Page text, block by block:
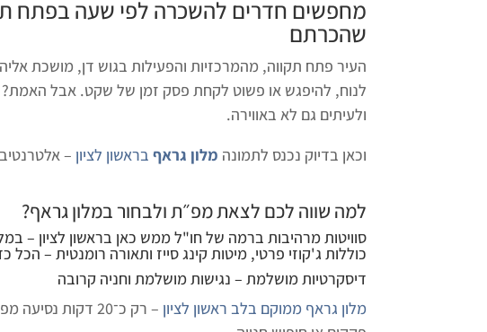
מחפשים חדרים להשכרה לפי שעה בפתח
שהכרתם
העיר פתח תקווה, מהמרכזיות והפעילות בגוש דן, מושכת
לנוח, להיפגש או פשוט לקחת פסק זמן של שקט. אבל האמת?
ולעיתים גם לא באווירה.
וכאן בדיוק נכנס לתמונה מלון גראף בראשון לציון –
למה שווה לכם לצאת מפ״ת ולבחור במלון גראף?
סוויטות מרהיבות ברמה של חו"ל ממש כאן בראשון לציון –
כוללות ג'קוזי פרטי, מיטות קינג סייז ותאורה רומנטית –
דיסקרטיות מושלמת – נגישות מושלמת וחניה קרובה
מלון גראף ממוקם בלב ראשון לציון